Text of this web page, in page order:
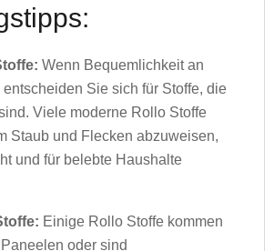
Wenn Bequemlichkeit an
Sie sich für Stoffe, die
Viele moderne Rollo Stoffe
Staub und Flecken abzuweisen,
und für belebte Haushalte
Einige Rollo Stoffe kommen
oder sind